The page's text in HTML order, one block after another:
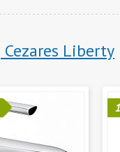
Cezares Liberty